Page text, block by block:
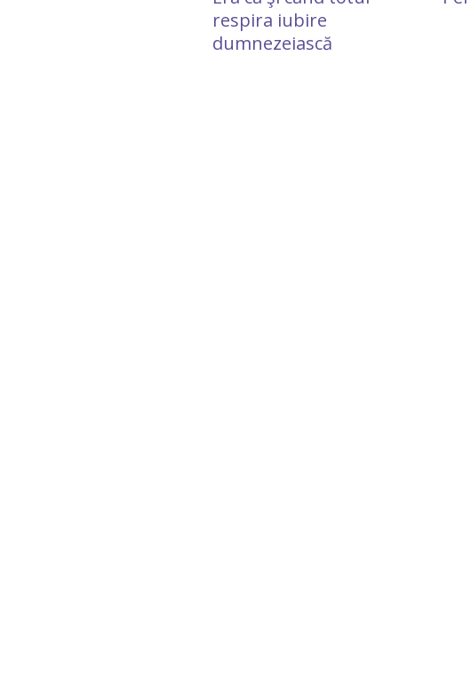
respira iubire
dumnezeiască